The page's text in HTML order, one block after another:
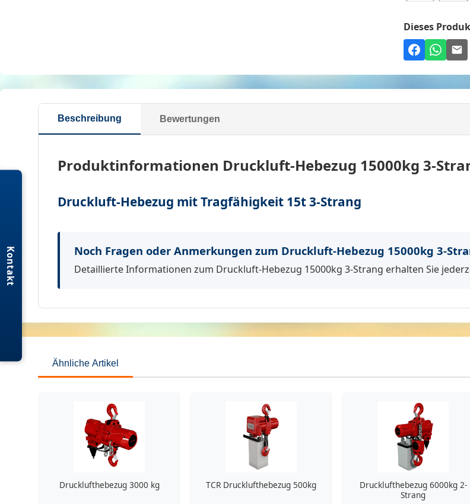
Kontakt
Dieses
Beschreibung Bewertungen
Produktinformationen Druckluft-Hebezug 15000kg 3-
Druckluft-Hebezug mit Tragfähigkeit 15t 3-Strang
Noch Fragen oder Anmerkungen zum Druckluft-Hebezug 15000kg 3-
Detaillierte Informationen zum Druckluft-Hebezug 15000kg 3-Strang erhalten Sie
Ähnliche Artikel
Drucklufthebezug 3000 kg TCR Drucklufthebezug 500kg
Drucklufthebezug 6000kg 2-
Strang